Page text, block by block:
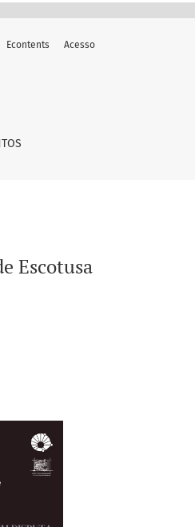
Econtents Acesso
Escotusa